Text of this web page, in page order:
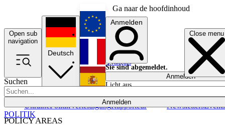
Ga naar de hoofdinhoud
Open sub
navigation
Close menu
Suchen
Anmelden
POLICY AREAS
UkrainePolitikVerteidigungRapporteur NewslettersEvents
Deutsch
English
Français
Anmelden
Sie sind abgemeldet.
Anmelden
Licht aus
POLITIK